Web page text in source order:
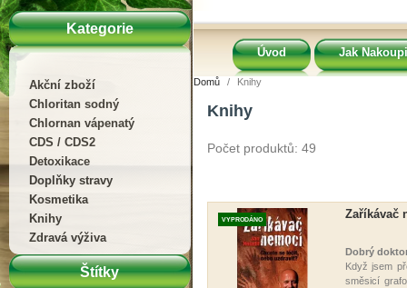
Kategorie
Akční zboží
Chloritan sodný
Chlornan vápenatý
CDS / CDS2
Detoxikace
Doplňky stravy
Kosmetika
Knihy
Zdravá výživa
Štítky
Úvod Jak
Domů Knihy
Knihy
Počet produktů: 49
Zaříkávač
VYPRODÁNO
Dobrý
Když jsem
směsicí